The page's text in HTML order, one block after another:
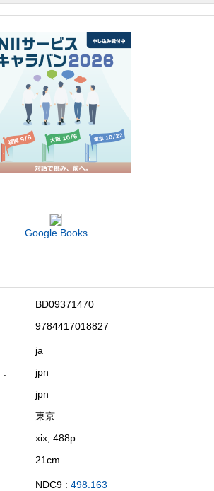
Google Books
BD09371470
9784417018827
ja
jpn
jpn
東京
xix, 488p
21cm
NDC9 : 498.163